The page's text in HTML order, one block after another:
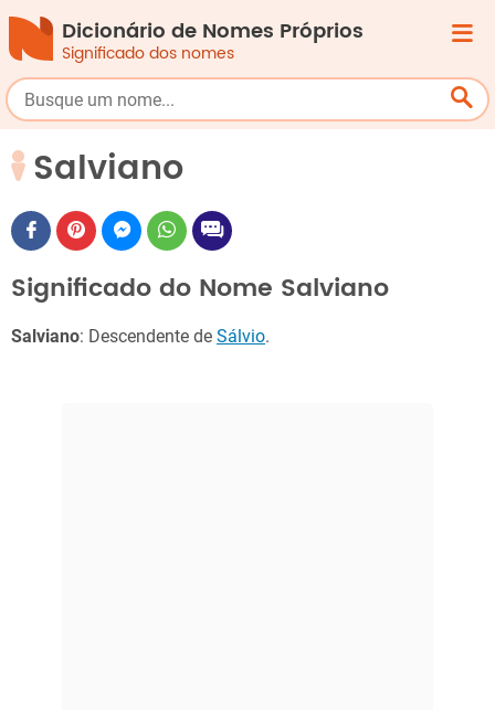
Dicionário de Nomes Próprios
Significado dos nomes
Salviano
Significado do Nome Salviano
Salviano: Descendente de Sálvio.